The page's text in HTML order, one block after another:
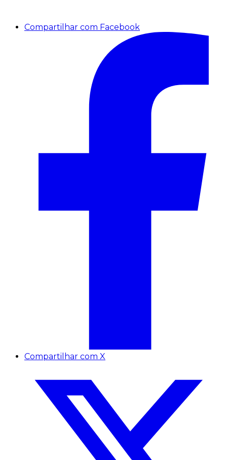
Compartilhar com Facebook
Compartilhar com X